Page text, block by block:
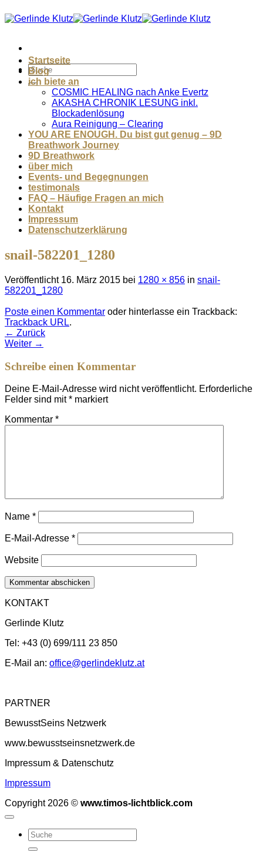
Inhalt
Startseite
Blog
ich biete an
COSMIC HEALING nach Anke Evertz
AKASHA CHRONIK LESUNG inkl.
Blockadenlösung
Aura Reinigung – Clearing
YOU ARE ENOUGH. Du bist gut genug – 9D
Breathwork Journey
9D Breathwork
über mich
Events- und Begegnungen
testimonals
FAQ – Häufige Fragen an mich
Kontakt
Impressum
Datenschutzerklärung
snail-582201_1280
Veröffentlicht 16. März 2015 bei 1280 × 856 in snail-
582201_1280
Poste einen Kommentar oder hinterlasse ein Trackback:
Trackback URL.
← Zurück
Weiter →
Schreibe einen Kommentar
Deine E-Mail-Adresse wird nicht veröffentlicht. Erforderliche
Felder sind mit* markiert
Kommentar *
Name *
E-Mail-Adresse *
Website
KONTAKT
Gerlinde Klutz
Tel: +43 (0) 699/111 23 850
E-Mail an: office@gerlindeklutz.at
PARTNER
BewusstSeins Netzwerk
www.bewusstseinsnetzwerk.de
Impressum & Datenschutz
Impressum
Copyright 2026 © www.timos-lichtblick.com